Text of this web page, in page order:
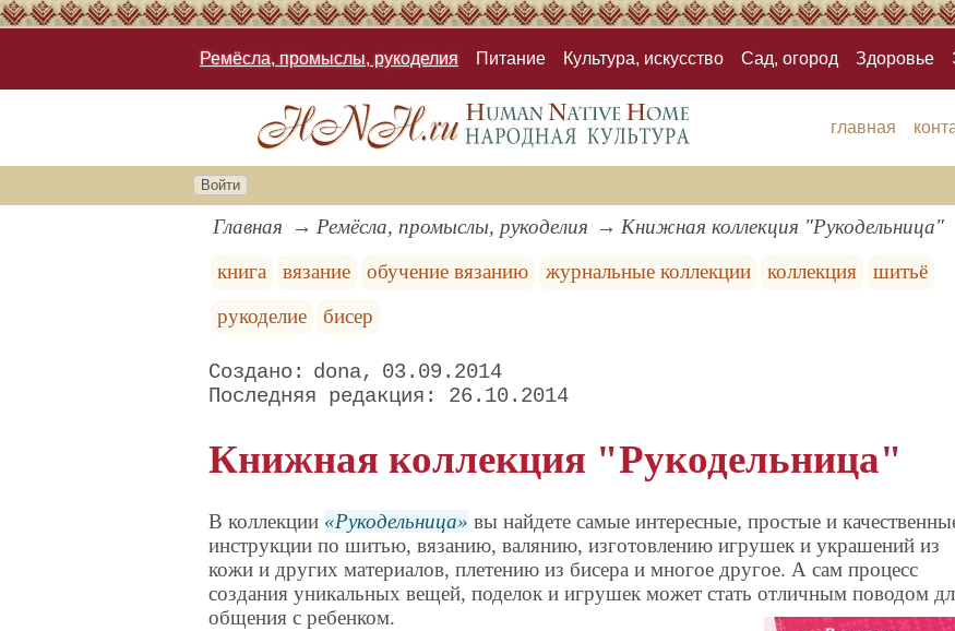
Ремёсла, промыслы, рукоделия Питание Культура, искусство Сад, огород Здоровье
главная
Войти
Главная Ремёсла, промыслы, рукоделия
Книжная коллекция "Рукодельница"
книга
вязание обучение вязанию журнальные коллекции коллекция
шитьё
рукоделие
бисер
dona
03.09.2014
26.10.2014
Книжная коллекция "Рукодельница"
В коллекции Рукодельница
вы найдете самые интересные, простые и
инструкции по шитью, вязанию, валянию, изготовлению игрушек и украшений из
кожи и других материалов, плетению из бисера и многое другое. А сам процесс
создания уникальных вещей, поделок и игрушек может стать отличным поводом
общения с ребенком.